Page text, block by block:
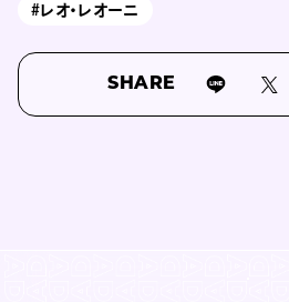
#レオ・レオーニ
SHARE